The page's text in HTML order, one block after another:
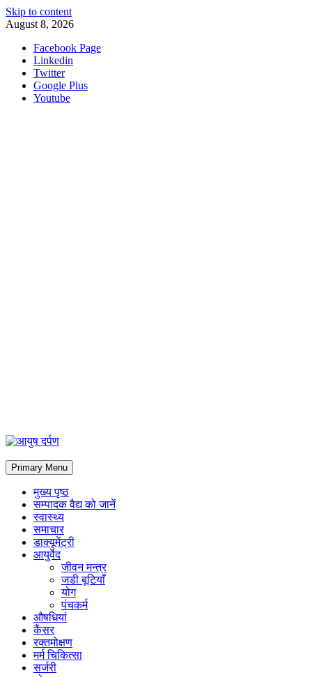
Skip to content
August 8, 2026
Facebook Page
Linkedin
Twitter
Google Plus
Youtube
Primary Menu
मुख्य पृष्ठ
सम्पादक वैद्य को जानें
स्वास्थ्य
समाचार
डाक्यूमेंट्री
आयुर्वेद
जीवन मन्त्र
जडी बूटियाँ
योग
पंचकर्म
औषधियां
कैंसर
रक्तमोक्षण
मर्म चिकित्सा
सर्जरी